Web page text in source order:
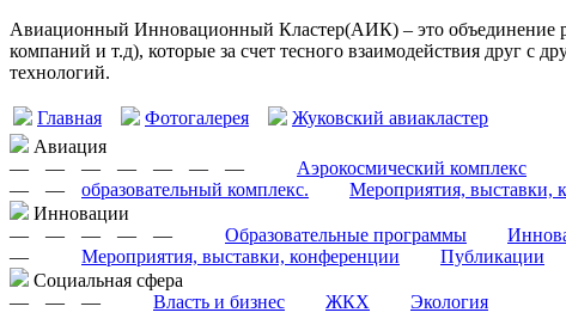
Авиационный Инновационный Кластер(АИК) – это объединение
компаний и т.д), которые за счет тесного взаимодействия друг с
технологий.
Главная Фотогалерея
Жуковский авиакластер
Авиация
—
Аэрокосмический комплекс
— — — — — —
образовательный комплекс.
— Мероприятия, выставки,
—
Инновации
—
Образовательные программы
— — —
—
Мероприятия, выставки, конференции
—
Публикации
Cоциальная сфера
—
Власть и бизнес
— ЖКХ
—
Экология